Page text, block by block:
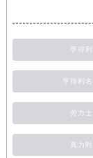
亨得利
亨得利名
劳力士
真力时